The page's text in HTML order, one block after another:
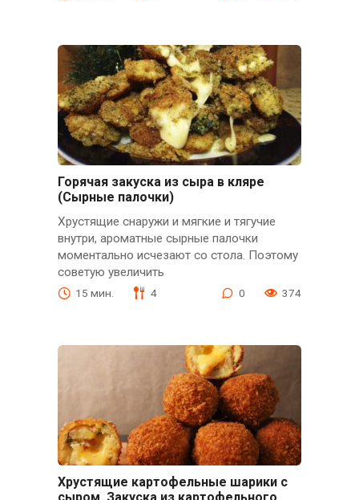
Горячая закуска из сыра в кляре
(Сырные палочки)
Хрустящие снаружи и мягкие и тягучие
внутри, ароматные сырные палочки
моментально исчезают со стола. Поэтому
советую увеличить
15 мин. 4 0 374
Хрустящие картофельные шарики с